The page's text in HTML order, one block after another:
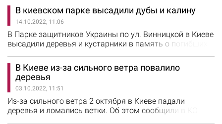
отметили, что платаны станут украшением одной из
центральных улиц столицы. "Говорят, что платан
является символом великодушия, твердости характера
и морального превосходства – все добродетели,
которые…
В киевском парке высадили дубы и калину
14.10.2022, 11:06
В Парке защитников Украины по ул. Винницкой в Киеве
высадили деревья и кустарники в память о погибших
канун Дня защитников и защитниц Украины в парке
возложили цветы у памятной артиллерийской гильзы,
а также высадили 8 дубов как символ мужества и 6
кустов калины - как символ Украины. В КО
"Киевзеленстрой"…
В Киеве из-за сильного ветра повалило
деревья
03.10.2022, 11:51
Из-за сильного ветра 2 октября в Киеве падали
деревья и ломались ветки. Об этом сообщили в КО